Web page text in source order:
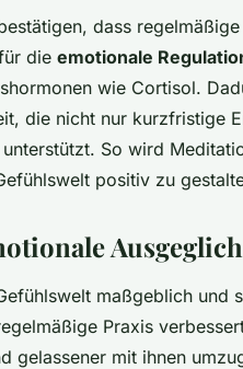
dass
die emotionale
wie Cortisol.
die nicht nur kurzfristige
So wird
positiv zu
maßgeblich und
Praxis
gelassener mit ihnen